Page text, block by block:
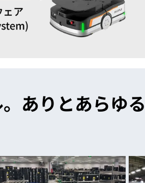
ありとあらゆ